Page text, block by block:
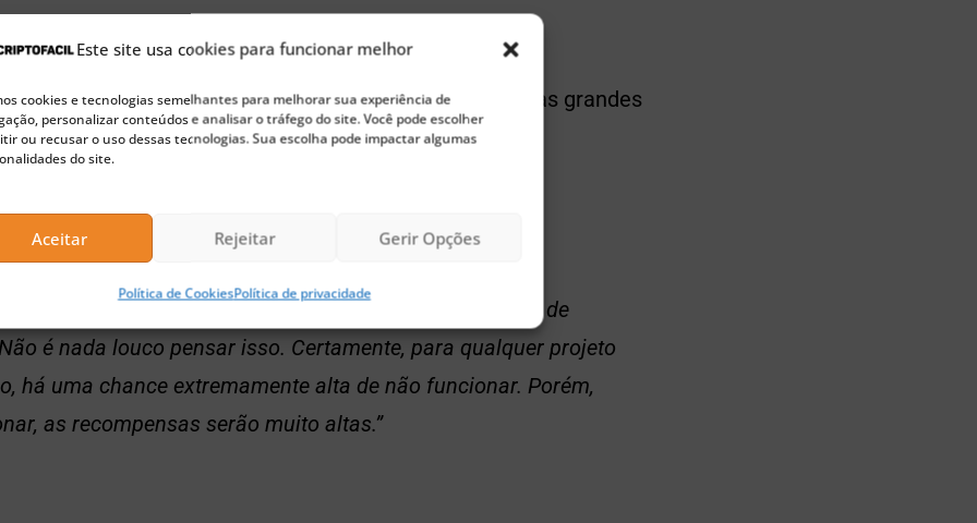
Este site usa cookies para funcionar melhor
cookies e tecnologias semelhantes para melhorar sua experiência de
personalizar conteúdos e analisar o tráfego do site. Você pode escolher
ou recusar o uso dessas tecnologias. Sua escolha pode impactar algumas
do site.
Aceitar Rejeitar Gerir Opções
Política de CookiesPolítica de privacidade
que qualquer criptomoeda que sobreviver e resistir às grandes
no futuro valerá vários trilhões de dólares.
estão investindo muito dinheiro neste setor
porque acho que as pessoas estão vendo que a
vencedora pode valer um trilhão, ou um par de trilhões de
é nada louco pensar isso. Certamente, para qualquer projeto
há uma chance extremamente alta de não funcionar. Porém,
as recompensas serão muito altas.”